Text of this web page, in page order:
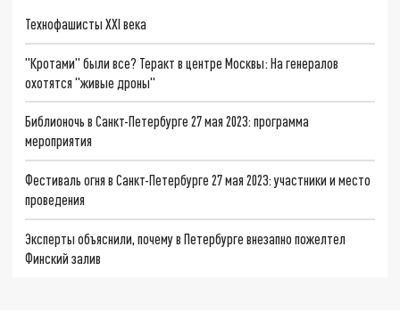
Технофашисты XXI века
"Кротами" были все? Теракт в центре Москвы: На генералов
охотятся "живые дроны"
Библионочь в Санкт-Петербурге 27 мая 2023: программа
мероприятия
Фестиваль огня в Санкт-Петербурге 27 мая 2023: участники и место
проведения
Эксперты объяснили, почему в Петербурге внезапно пожелтел
Финский залив